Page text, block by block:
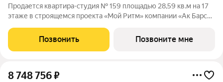
Продается квартира-студия № 159 площадью 28,59 кв.м на 17
этаже в строящемся проекта «Мой Ритм» компании «Ак Барс
стандарт динамичной жизни Казани. Точка притяжения сердца
города. Проект признан
Позвонить Позвоните мне
8 748 756₽